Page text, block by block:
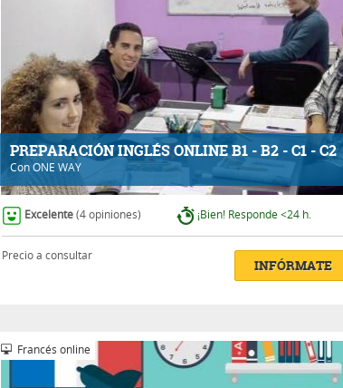
PREPARACIÓN INGLÉS ONLINE B1 - B2 - C1 - C2
ConONE WAY
Excelente (4 opiniones) ¡Bien! Responde <24 h.
Precio a consultar
INFÓRMATE
Francés online